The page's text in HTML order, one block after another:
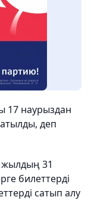
17 наурыздан
деп
31
билеттерді
сатып алу